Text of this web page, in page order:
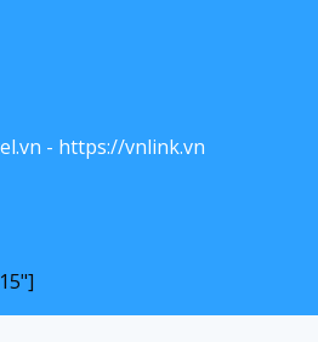
- https://vnlink.vn